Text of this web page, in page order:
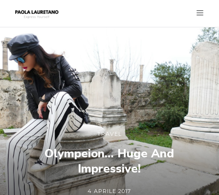
TRAVEL
Olympeion… Huge And
Impressive!
4 APRILE 2017